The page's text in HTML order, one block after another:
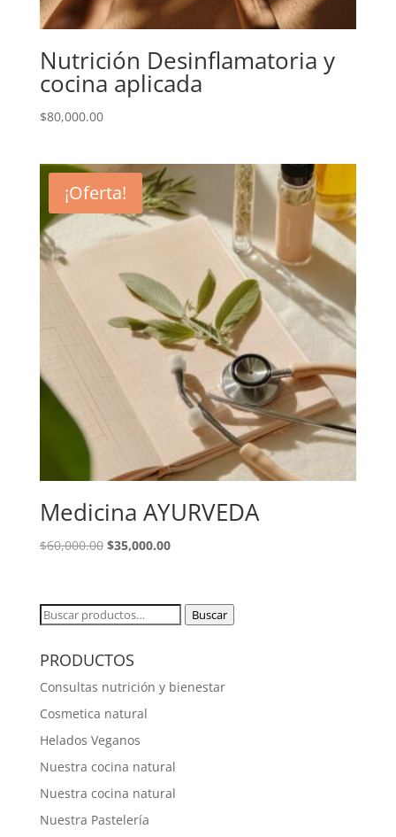
Nutrición Desinflamatoria y
cocina aplicada
$80,000.00
¡Oferta!
Medicina AYURVEDA
$60,000.00 El
era:
$60,000.00.
$35,000.00El
es:
$35,000.00.
Buscar
Buscar
PRODUCTOS
Consultas nutrición y bienestar
Cosmetica natural
Helados Veganos
Nuestra cocina natural
Nuestra cocina natural
Nuestra Pastelería